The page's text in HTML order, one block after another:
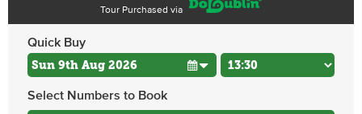
Tour Purchased via
Quick Buy
Select Numbers to Book